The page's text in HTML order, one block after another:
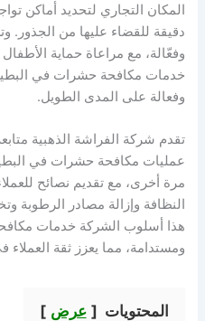
المكان التجاري لتحديد أماكن
دقيقة للقضاء عليها من الجذور.
وفعّالة، مع مراعاة حماية
خدمات مكافحة حشرات في
وفعالة على المدى الطويل.
تقدم شركة الفراشة الذهبية
عمليات مكافحة حشرات في
مرة أخرى، مع تقديم نصائح
النظافة وإزالة مصادر الرطوبة
هذا أسلوب الشركة خدمات
ومستدامة، مما يعزز ثقة
المحتويات عرض